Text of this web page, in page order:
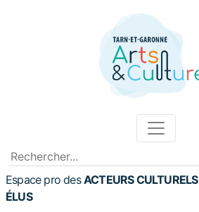
Espace pro desACTEURS CULTURELS
ÉLUS